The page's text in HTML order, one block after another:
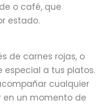
o café, que
estado.
de carnes rojas, o
especial a tus platos.
cualquier
un momento de